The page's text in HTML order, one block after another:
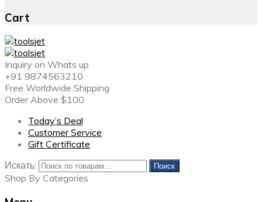
Cart
Inquiry on Whats up
+91 9874563210
Free Worldwide Shipping
Order Above $100
Today’s Deal
Customer Service
Gift Certificate
Искать:
Поиск
Shop By Categories